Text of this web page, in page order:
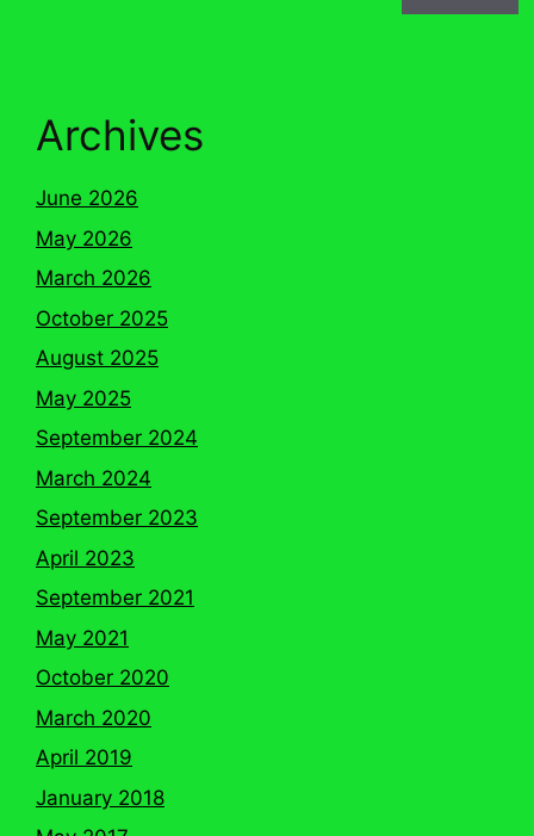
Archives
June 2026
May 2026
March 2026
October 2025
August 2025
May 2025
September 2024
March 2024
September 2023
April 2023
September 2021
May 2021
October 2020
March 2020
April 2019
January 2018